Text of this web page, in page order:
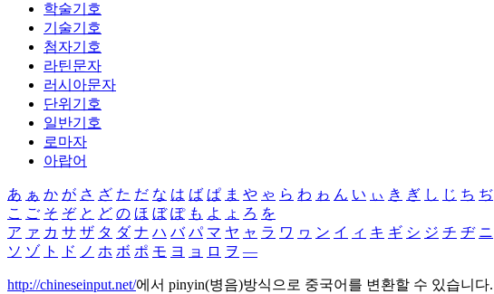
학술기호
기술기호
첨자기호
라틴문자
러시아문자
단위기호
일반기호
로마자
아랍어
あ ぁ か が さ ざ た だ な は ば ぱ ま や ゃ ら わ ゎ ん い ぃ き ぎ し じ ち ぢ
こ ご そ ぞ と ど の ほ ぼ ぽ も よ ょ ろ を
ア ァ カ サ ザ タ ダ ナ ハ バ パ マ ヤ ャ ラ ワ ヮ ン イ ィ キ ギ シ ジ チ ヂ ニ
ソ ゾ ト ド ノ ホ ボ ポ モ ヨ ョ ロ ヲ ―
http://chineseinput.net/에서 pinyin(병음)방식으로 중국어를 변환할 수 있습니다.